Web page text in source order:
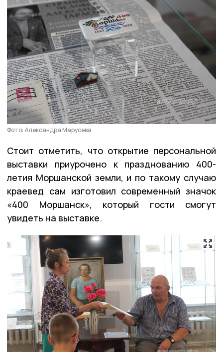
Фото: Александра Марусева
Стоит отметить, что открытие персональной
выставки приурочено к празднованию 400-
летия Моршанской земли, и по такому случаю
краевед сам изготовил современный значок
«400 Моршанск», который гости смогут
увидеть на выставке.